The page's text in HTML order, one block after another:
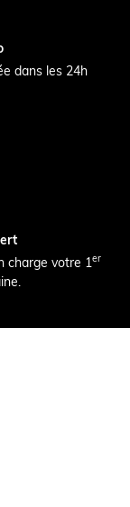
dans les 24h
charge votre 1er